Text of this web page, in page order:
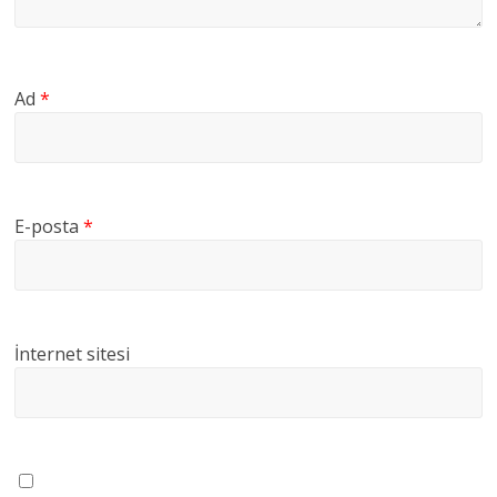
Ad*
E-posta*
İnternet sitesi